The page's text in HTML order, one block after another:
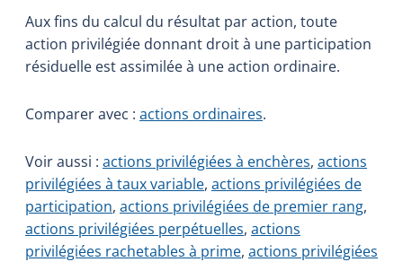
Aux fins du calcul du résultat par action, toute
action privilégiée donnant droit à une participation
résiduelle est assimilée à une action ordinaire.
Comparer avec : actions ordinaires.
Voir aussi : actions privilégiées à enchères, actions
privilégiées à taux variable, actions privilégiées de
participation, actions privilégiées de premier rang,
actions privilégiées perpétuelles, actions
privilégiées rachetables à prime, actions privilégiées